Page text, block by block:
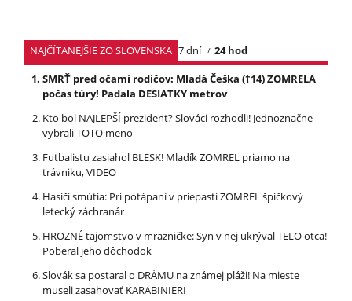
NAJČÍTANEJŠIE ZO SLOVENSKA 7 dní
24 hod
SMRŤ pred očami rodičov: Mladá Češka (†14) ZOMRELA
počas túry! Padala DESIATKY metrov
Kto bol NAJLEPŠÍ prezident? Slováci rozhodli! Jednoznačne
vybrali TOTO meno
Futbalistu zasiahol BLESK! Mladík ZOMREL priamo na
trávniku, VIDEO
Hasiči smútia: Pri potápaní v priepasti ZOMREL špičkový
letecký záchranár
HROZNÉ tajomstvo v mrazničke: Syn v nej ukrýval TELO otca!
Poberal jeho dôchodok
Slovák sa postaral o DRÁMU na známej pláži! Na mieste
museli zasahovať KARABINIERI